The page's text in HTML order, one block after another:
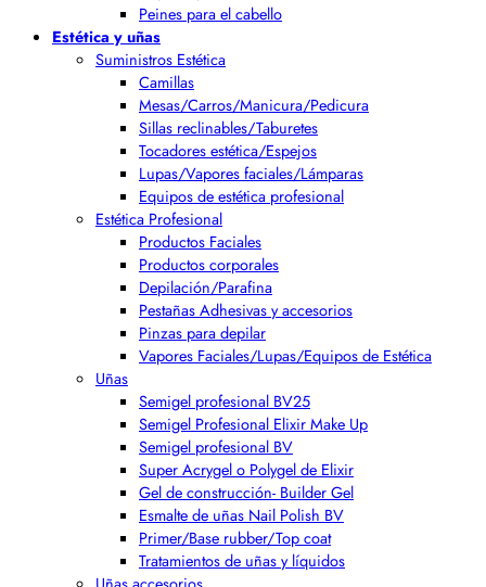
Peines para el cabello
Estética y uñas
Suministros Estética
Camillas
Mesas/Carros/Manicura/Pedicura
Sillas reclinables/Taburetes
Tocadores estética/Espejos
Lupas/Vapores faciales/Lámparas
Equipos de estética profesional
Estética Profesional
Productos Faciales
Productos corporales
Depilación/Parafina
Pestañas Adhesivas y accesorios
Pinzas para depilar
Vapores Faciales/Lupas/Equipos de Estética
Uñas
Semigel profesional BV25
Semigel Profesional Elixir Make Up
Semigel profesional BV
Super Acrygel o Polygel de Elixir
Gel de construcción- Builder Gel
Esmalte de uñas Nail Polish BV
Primer/Base rubber/Top coat
Tratamientos de uñas y líquidos